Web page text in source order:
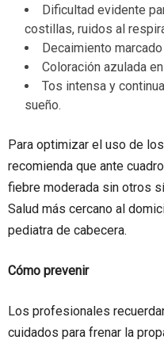
Dificultad evidente
costillas, ruidos al
Decaimiento
Coloración azulada
Tos intensa y
sueño.
Para optimizar el uso de
recomienda que ante
fiebre moderada sin otros
Salud más cercano al
pediatra de cabecera.
Cómo prevenir
Los profesionales
cuidados para frenar la